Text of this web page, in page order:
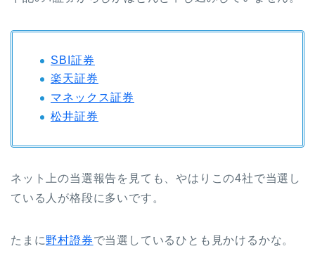
SBI証券
楽天証券
マネックス証券
松井証券
ネット上の当選報告を見ても、やはりこの4社で当選し
ている人が格段に多いです。
たまに野村證券で当選しているひとも見かけるかな。